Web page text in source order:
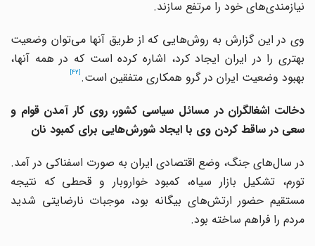
نیازمندی‌های خود را مرتفع سازند.
وی در این گزارش به روش‌هایی که از طریق آنها می‌توان وضعیت
بهتری را در ایران ایجاد کرد، اشاره کرده است که در همه آنها،
بهبود وضعیت ایران در گرو همکاری متفقین است.
دخالت اشغالگران در مسائل سیاسی کشور، روی کار آمدن قوام و
سعی در ساقط کردن وی با ایجاد شورش‌هایی برای کمبود نان
در سال‌های جنگ، وضع اقتصادی ایران به صورت اسفناکی در آمد.
تورم، تشکیل بازار سیاه، کمبود خواروبار و قحطی که نتیجه
مستقیم حضور ارتش‌های بیگانه بود، موجبات نارضایتی شدید
مردم را فراهم ساخته بود.